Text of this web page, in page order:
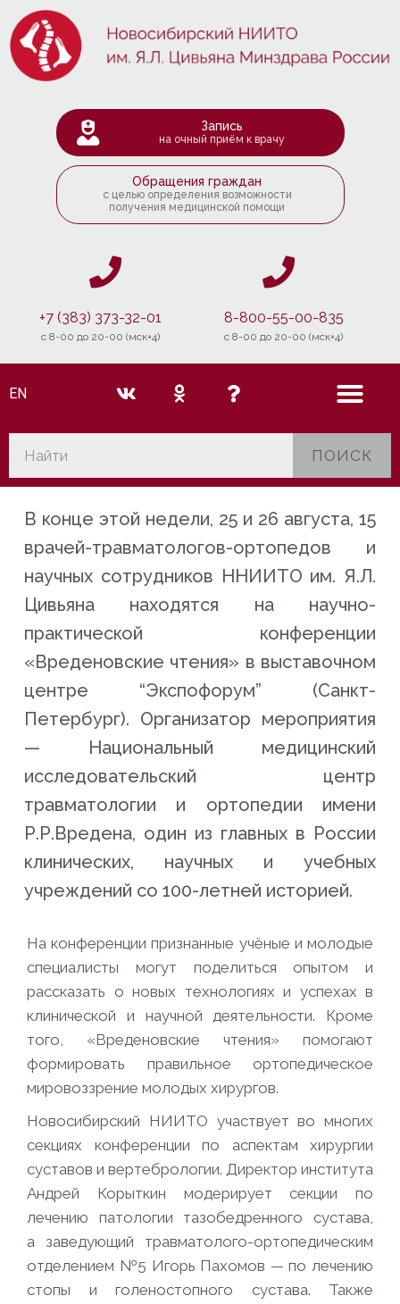
Запись
на очный приём к врачу
Обращения граждан
с целью определения возможности
получения медицинской помощи
+7 (383) 373-32-01
c 8-00 до 20-00 (мск+4)
8-800-55-00-835
c 8-00 до 20-00 (мск+4)
EN
ПОИСК
В конце этой недели, 25 и 26 августа, 15
врачей-травматологов-ортопедов и
научных сотрудников ННИИТО им. Я.Л.
Цивьяна находятся на научно-
практической конференции
«Вреденовские чтения» в выставочном
центре “Экспофорум” (Санкт-
Петербург). Организатор мероприятия
— Национальный медицинский
исследовательский центр
травматологии и ортопедии имени
Р.Р.Вредена, один из главных в России
клинических, научных и учебных
учреждений со 100-летней историей.
На конференции признанные учёные и молодые
специалисты могут поделиться опытом и
рассказать о новых технологиях и успехах в
клинической и научной деятельности. Кроме
того, «Вреденовские чтения» помогают
формировать правильное ортопедическое
мировоззрение молодых хирургов.
Новосибирский НИИТО участвует во многих
секциях конференции по аспектам хирургии
суставов и вертебрологии. Директор института
Андрей Корыткин модерирует секции по
лечению патологии тазобедренного сустава,
а заведующий травматолого-ортопедическим
отделением №5 Игорь Пахомов — по лечению
стопы и голеностопного сустава. Также